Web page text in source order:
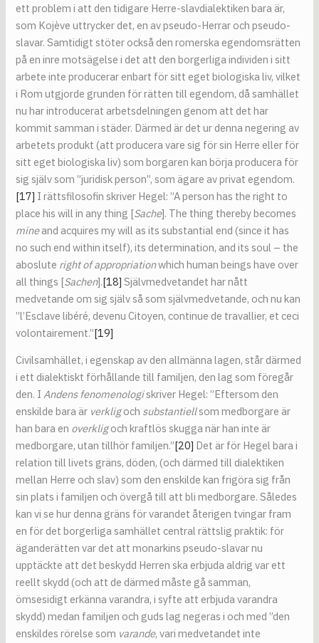
ett problem i att den tidigare Herre-slavdialektiken bara är,
som Kojève uttrycker det, en av pseudo-Herrar och pseudo-
slavar. Samtidigt stöter också den romerska egendomsrätten
på en inre motsägelse i det att den borgerliga individen i sitt
arbete inte producerar enbart för sitt eget biologiska liv, vilket
i Rom utgjorde grunden för rätten till egendom, då samhället
nu har introducerat arbetsdelningen genom att det har
kommit samman i städer. Därmed är det ur denna negering av
arbetets produkt (att producera vare sig för sin Herre eller för
sitt eget biologiska liv) som borgaren kan börja producera för
sig själv som ”juridisk person”, som ägare av privat egendom.
[17] I rättsfilosofin skriver Hegel: ”A person has the right to
place his will in any thing [Sache]. The thing thereby becomes
mineand acquires my will as its substantial end (since it has
no such end within itself), its determination, and its soul – the
aboslute right of appropriationwhich human beings have over
all things [Sachen].[18] Självmedvetandet har nått
medvetande om sig själv så som självmedvetande, och nu kan
”l’Esclave libéré, devenu Citoyen, continue de travallier, et ceci
volontairement.”[19]
Civilsamhället, i egenskap av den allmänna lagen, står därmed
i ett dialektiskt förhållande till familjen, den lag som föregår
den. IAndens fenomenologiskriver Hegel: ”Eftersom den
enskilde bara är verkligoch substantiellsom medborgare är
han bara en overkligoch kraftlös skugga när han inte är
medborgare, utan tillhör familjen.”[20] Det är för Hegel bara i
relation till livets gräns, döden, (och därmed till dialektiken
mellan Herre och slav) som den enskilde kan frigöra sig från
sin plats i familjen och övergå till att bli medborgare. Således
kan vi se hur denna gräns för varandet återigen tvingar fram
en för det borgerliga samhället central rättslig praktik: för
äganderätten var det att monarkins pseudo-slavar nu
upptäckte att det beskydd Herren ska erbjuda aldrig var ett
reellt skydd (och att de därmed måste gå samman,
ömsesidigt erkänna varandra, i syfte att erbjuda varandra
skydd) medan familjen och guds lag negeras i och med ”den
enskildes rörelse som varande, vari medvetandet inte